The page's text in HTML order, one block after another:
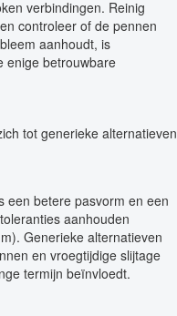
verbindingen. Reinig
controleer of de pennen
aanhoudt, is
enige betrouwbare
tot generieke alternatieven
een betere pasvorm en een
aanhouden
Generieke alternatieven
en vroegtijdige slijtage
termijn beïnvloedt.